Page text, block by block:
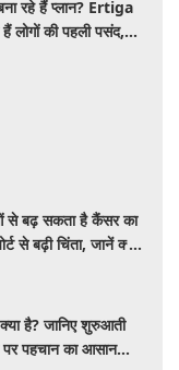
रहे हैं प्लान? Ertiga
लोगों की पहली पसंद,
से बढ़ सकता है कैंसर का
से बढ़ी चिंता, जानें क्या
है? जानिए शुरुआती
पहचान का आसान